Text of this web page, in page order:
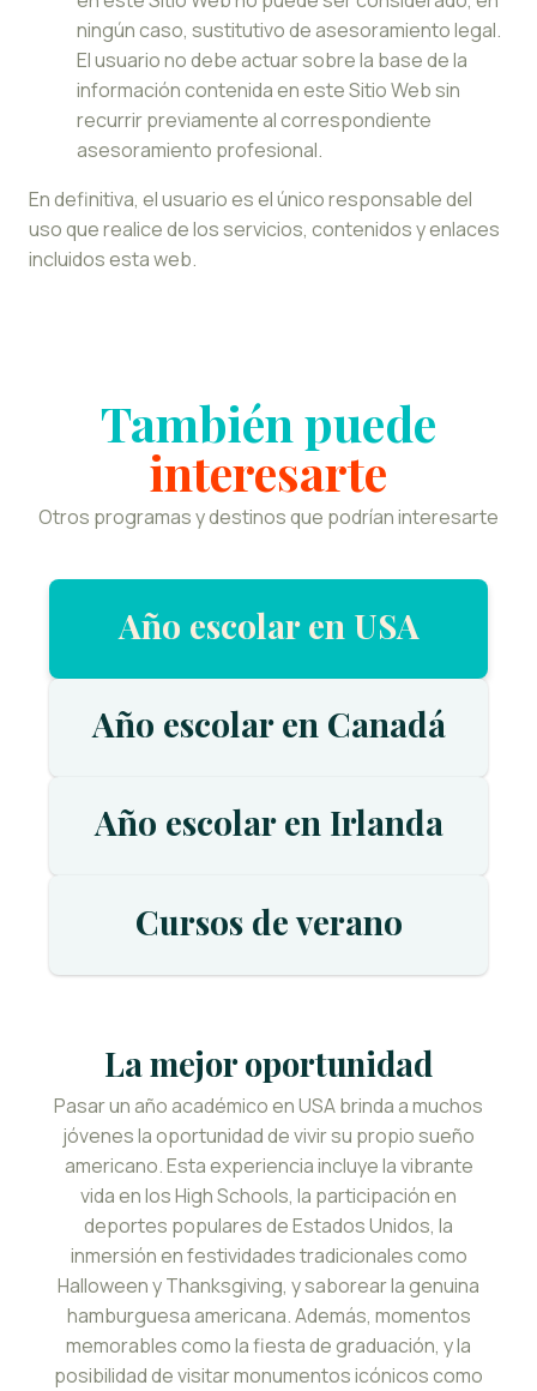
ningún caso, sustitutivo de asesoramiento legal.
El usuario no debe actuar sobre la base de la
información contenida en este Sitio Web sin
recurrir previamente al correspondiente
asesoramiento profesional.
En definitiva, el usuario es el único responsable del
uso que realice de los servicios, contenidos y enlaces
incluidos esta web.
También puede
interesarte
Otros programas y destinos que podrían interesarte
Año escolar en USA
Año escolar en Canadá
Año escolar en Irlanda
Cursos de verano
La mejor oportunidad
Pasar un año académico en USA brinda a muchos
jóvenes la oportunidad de vivir su propio sueño
americano. Esta experiencia incluye la vibrante
vida en los High Schools, la participación en
deportes populares de Estados Unidos, la
inmersión en festividades tradicionales como
Halloween y Thanksgiving, y saborear la genuina
hamburguesa americana. Además, momentos
memorables como la fiesta de graduación, y la
posibilidad de visitar monumentos icónicos como